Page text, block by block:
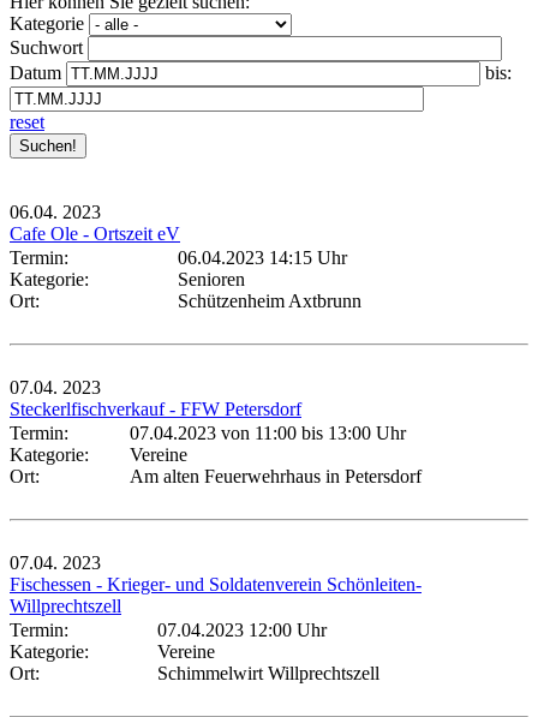
Kategorie
Suchwort
Datum
bis:
reset
06.04. 2023
Cafe Ole - Ortszeit eV
Termin:
06.04.2023 14:15 Uhr
Kategorie:
Senioren
Ort:
Schützenheim Axtbrunn
07.04. 2023
Steckerlfischverkauf - FFW Petersdorf
Termin:
07.04.2023 von 11:00 bis 13:00 Uhr
Kategorie:
Vereine
Ort:
Am alten Feuerwehrhaus in Petersdorf
07.04. 2023
Fischessen - Krieger- und Soldatenverein Schönleiten-
Willprechtszell
Termin:
07.04.2023 12:00 Uhr
Kategorie:
Vereine
Ort:
Schimmelwirt Willprechtszell